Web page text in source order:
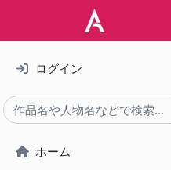
ログイン
ホーム